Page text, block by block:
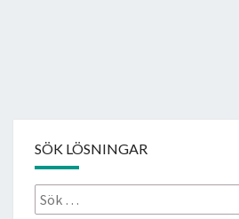
SÖK LÖSNINGAR
Sök
efter: